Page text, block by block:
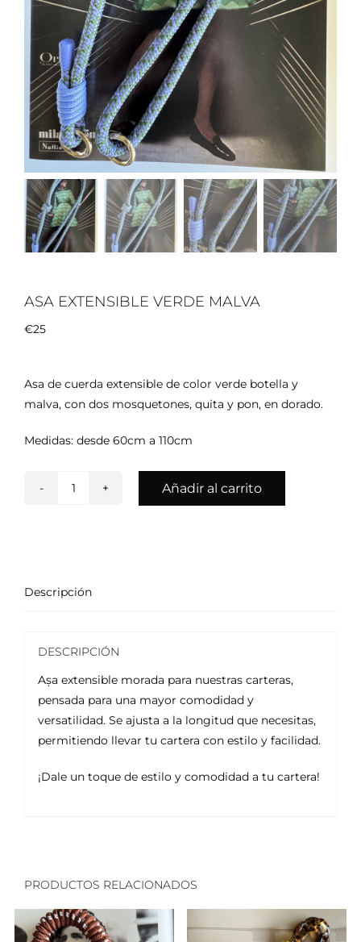
Cart. Lisboa
Cart. Comporta
Cart. Sintra
Cart. de Fiesta
Asas
MELEPAPELYTIJERA
Outlet
ASA EXTENSIBLE VERDE MALVA
€25
Asa de cuerda extensible de color verde botella y
malva, con dos mosquetones, quita y pon, en dorado.
Medidas: desde 60cm a 110cm
Asa
Añadir al carrito
Descripción
DESCRIPCIÓN
Așa extensible morada para nuestras carteras,
pensada para una mayor comodidad y
versatilidad. Se ajusta a la longitud que necesitas,
permitiendo llevar tu cartera con estilo y facilidad.
¡Dale un toque de estilo y comodidad a tu cartera!
PRODUCTOS RELACIONADOS